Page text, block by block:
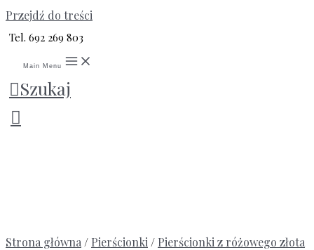
Przejdź do treści
Tel. 692 269 803
Main Menu
Szukaj
Strona główna / Pierścionki / Pierścionki z różowego złota